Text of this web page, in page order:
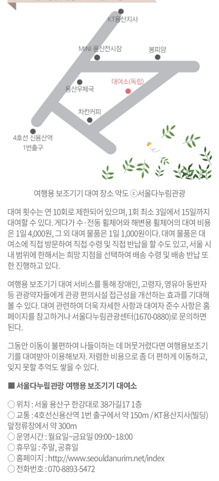
여행용 보조기기 대여 장소 약도 ⓒ서울다누림관광
대여 횟수는 연 10회로 제한되어 있으며, 1회 최소 3일에서 15일까지
대여할 수 있다. 게다가 수·전동 휠체어와 해변용 휠체어의 대여 비용
은 1일 4,000원, 그 외 대여 물품은 1일 1,000원이다. 대여 물품은 대
여소에 직접 방문하여 직접 수령 및 직접 반납을 할 수도 있고, 서울 시
내 범위에 한해서는 희망 지점을 선택하여 배송 수령 및 배송 반납 또
한 진행하고 있다.
여행용 보조기기 대여 서비스를 통해 장애인, 고령자, 영유아 동반자
등 관광약자들에게 관광 편의시설 접근성을 개선하는 효과를 기대해
볼 수 있다. 대여 관련하여 더욱 자세한 사항과 대여자 준수 사항은 홈
페이지를 참고하거나 서울다누림관광센터(1670-0880)로 문의하면
된다.
그동안 이동이 불편하여 나들이하는 데 머뭇거렸다면 여행용보조기
기를 대여받아 이용해보자. 저렴한 비용으로 좀 더 편하게 이동하고,
잊지 못할 추억도 쌓을 수 있다.
■ 서울다누림관광 여행용 보조기기 대여소
○ 위치 : 서울 용산구 한강대로 38가길17 1층
○ 교통 : 4호선신용산역 1번 출구에서 약 150m / KT용산지사(빌딩)
앞정류장에서 약 300m
○ 운영시간 : 월요일~금요일 09:00~18:00
○ 휴무일 : 주말, 공휴일
○ 홈페이지 :http://www.seouldanurim.net/index
○ 전화번호 : 070-8893-5472